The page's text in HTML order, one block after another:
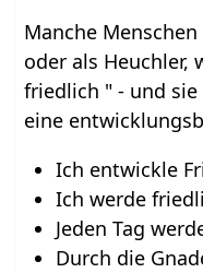
Manche
oder als Heuchler,
friedlich " - und
eine
Ich entwickle
Ich werde
Jeden Tag
Durch die